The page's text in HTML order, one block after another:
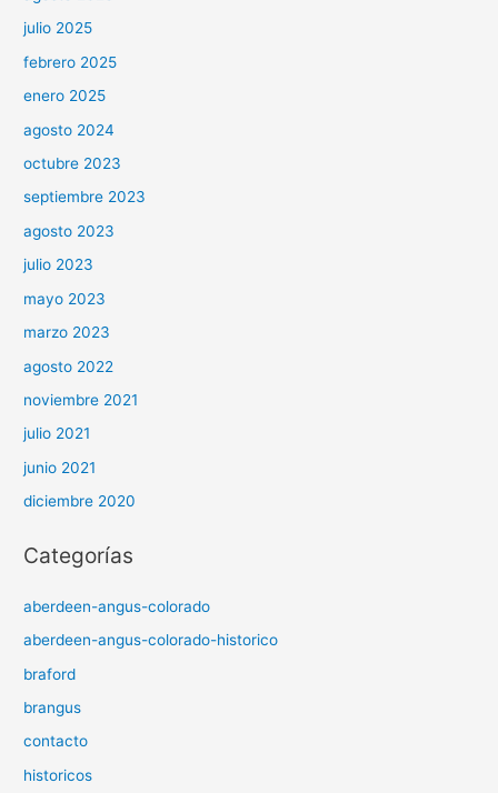
julio 2025
febrero 2025
enero 2025
agosto 2024
octubre 2023
septiembre 2023
agosto 2023
julio 2023
mayo 2023
marzo 2023
agosto 2022
noviembre 2021
julio 2021
junio 2021
diciembre 2020
Categorías
aberdeen-angus-colorado
aberdeen-angus-colorado-historico
braford
brangus
contacto
historicos